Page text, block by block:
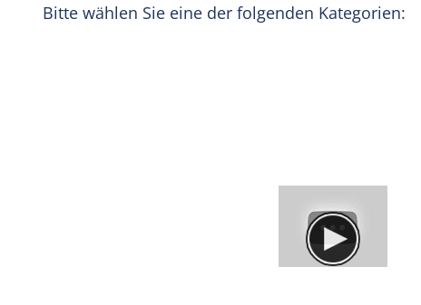
Bitte wählen Sie eine der folgenden Kategorien: